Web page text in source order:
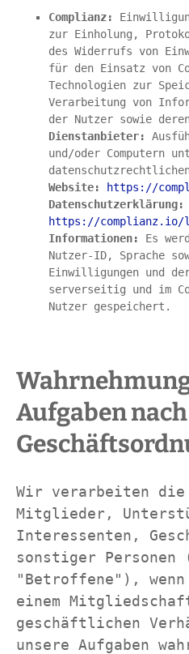
Complianz:
zur Einholung,
des Widerrufs von
für den Einsatz von
Technologien zur
Verarbeitung von
Dienstanbieter:
und/oder Computern
Website:
https://
Datenschutzerklärung:
https://complianz.io/
Informationen:
Es
Nutzer-ID, Sprache
Einwilligungen und
serverseitig und im
Nutzer gespeichert.
Aufgaben
Wir verarbeiten die
Mitglieder,
Interessenten,
sonstiger Personen
"Betroffene"),
einem
geschäftlichen
unsere Aufgaben